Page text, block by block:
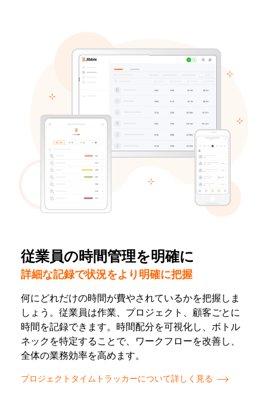
従業員の時間管理を明確に
詳細な記録で状況をより明確に把握
何にどれだけの時間が費やされているかを把握しま
しょう。従業員は作業、プロジェクト、顧客ごとに
時間を記録できます。時間配分を可視化し、ボトル
ネックを特定することで、ワークフローを改善し、
全体の業務効率を高めます。
プロジェクトタイムトラッカーについて詳しく見る